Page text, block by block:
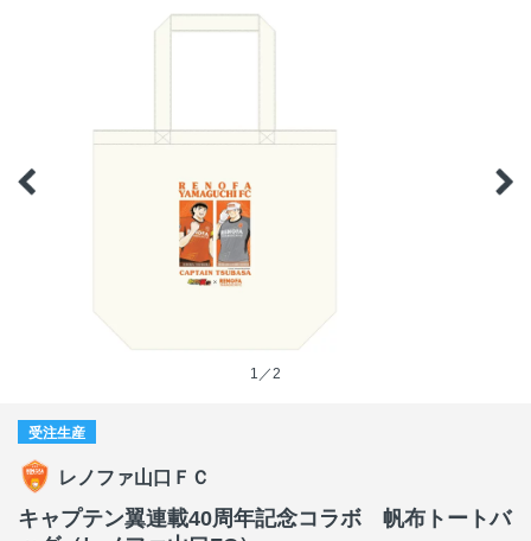
1／2
受注生産
レノファ山口ＦＣ
キャプテン翼連載40周年記念コラボ 帆布トートバ